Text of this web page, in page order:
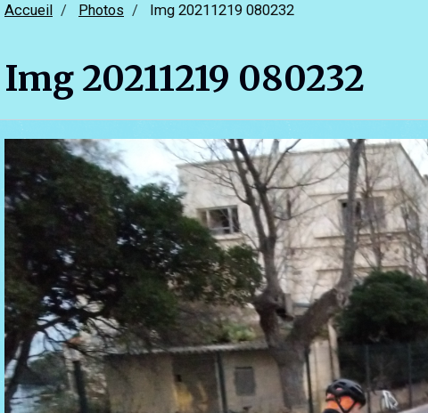
Accueil Photos Img 20211219 080232
Img 20211219 080232